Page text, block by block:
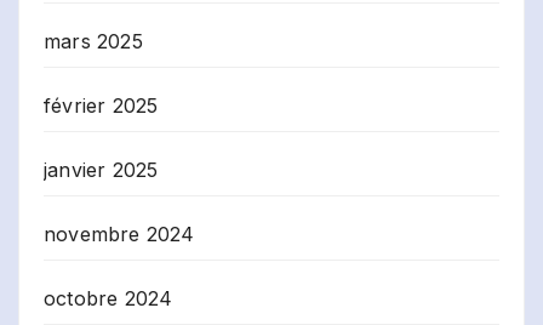
mars 2025
février 2025
janvier 2025
novembre 2024
octobre 2024